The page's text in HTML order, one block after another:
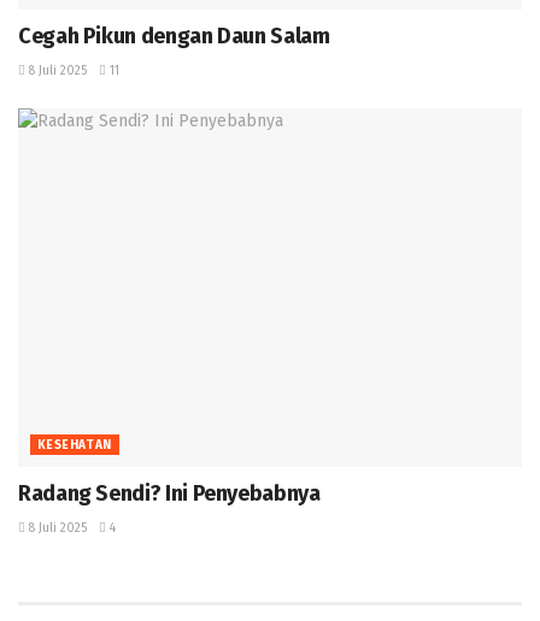
Cegah Pikun dengan Daun Salam
8 Juli 2025 11
KESEHATAN
Radang Sendi? Ini Penyebabnya ‎
8 Juli 2025 4